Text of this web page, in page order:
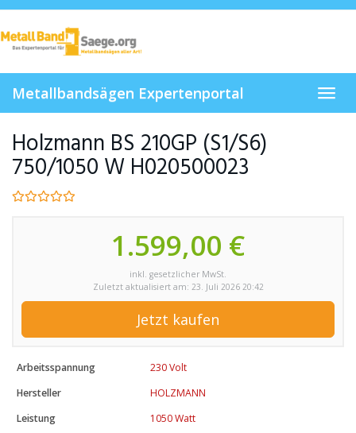
Skip
main
content
Metallbandsägen Expertenportal
Holzmann BS 210GP (S1/S6)
750/1050 W H020500023
1.599,00 €
inkl. gesetzlicher MwSt.
Zuletzt aktualisiert am: 23. Juli 2026 20:42
Jetzt kaufen
Arbeitsspannung
230 Volt
Hersteller
HOLZMANN
Leistung
1050 Watt